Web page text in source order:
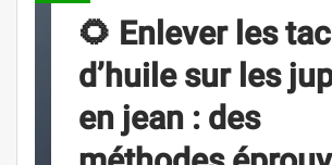
🌻 Enlever les
d’huile sur les
en jean : des